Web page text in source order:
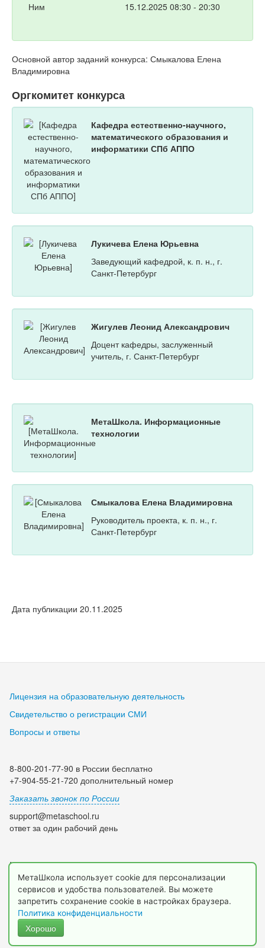
Ним
15.12.2025 08:30 - 20:30
Основной автор заданий конкурса: Смыкалова Елена
Владимировна
Оргкомитет конкурса
Кафедра естественно-научного,
математического образования и
информатики СПб АППО
Лукичева Елена Юрьевна
Заведующий кафедрой, к. п. н., г.
Санкт-Петербург
Жигулев Леонид Александрович
Доцент кафедры, заслуженный
учитель, г. Санкт-Петербург
МетаШкола. Информационные
технологии
Смыкалова Елена Владимировна
Руководитель проекта, к. п. н., г.
Санкт-Петербург
Дата публикации 20.11.2025
Лицензия на образовательную деятельность
Свидетельство о регистрации СМИ
Вопросы и ответы
8-800-201-77-90 в России бесплатно
+7-904-55-21-720 дополнительный номер
Заказать звонок по России
support@metaschool.ru
ответ за один рабочий день
Мы в социальных сетях:
© 2009-2026 МетаШкола, www.metaschool.ru
МетаШкола использует cookie для персонализации
сервисов и удобства пользователей. Вы можете
запретить сохранение cookie в настройках браузера.
Политика конфиденциальности
Хорошо